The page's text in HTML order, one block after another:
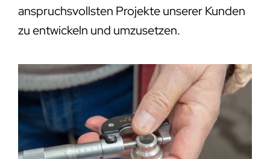
anspruchsvollsten Projekte unserer Kunden
zu entwickeln und umzusetzen.